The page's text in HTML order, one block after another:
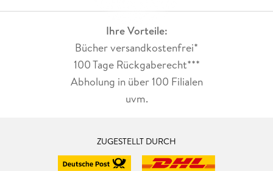
Ihre Vorteile:
Bücher versandkostenfrei*
100 Tage Rückgaberecht***
Abholung in über 100 Filialen
uvm.
ZUGESTELLT DURCH